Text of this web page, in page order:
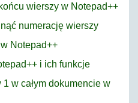
wierszy w Notepad++
numerację wierszy
Notepad++
i ich funkcje
w całym dokumencie w